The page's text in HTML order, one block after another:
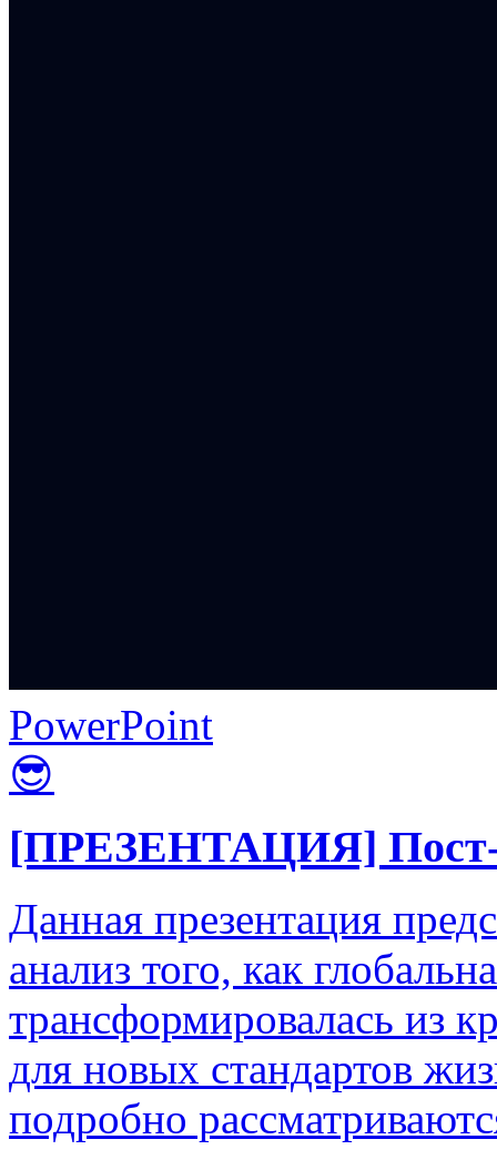
PowerPoint
😎
[ПРЕЗЕНТАЦИЯ] Пост-
Данная презентация
анализ того, как
трансформировалась из
для новых стандартов
подробно